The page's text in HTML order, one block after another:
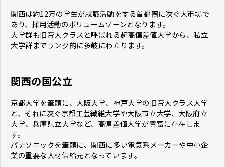
関西は約12万の学生が就職活動をする首都圏に次ぐ大市場で
あり、採用活動のボリュームゾーンとなります。
大学群も旧帝大クラスと呼ばれる超高偏差値大学から、私立
大学群までランク的に多岐にわたります。
関西の国公立
京都大学を筆頭に、大阪大学、神戸大学の旧帝大クラス大学
と、それに次ぐ京都工芸繊維大学や大阪市立大学、大阪府立
大学、兵庫県立大学など、高偏差値大学が豊富に存在しま
す。
パナソニックを筆頭に、関西に多い電気系メーカーや中小企
業の重要な人材供給元となっています。